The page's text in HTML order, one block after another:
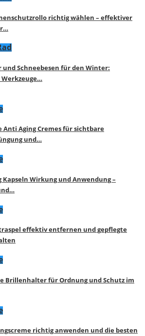
richtig wählen – effektiver
und Schneebesen für den Winter:
Anti Aging Cremes für sichtbare
und…
Kapseln Wirkung und Anwendung –
effektiv entfernen und gepflegte
Brillenhalter für Ordnung und Schutz im
richtig anwenden und die besten